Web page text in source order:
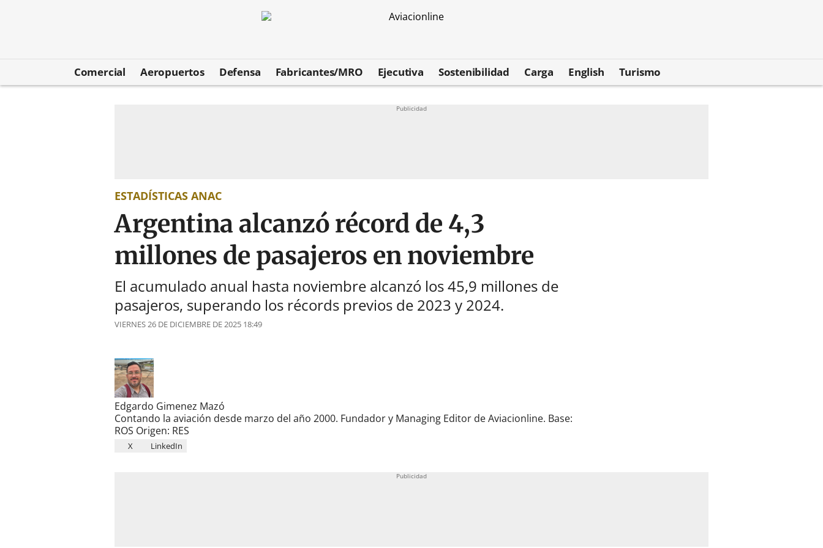
Comercial Aeropuertos Defensa Fabricantes/MRO Ejecutiva Sostenibilidad Carga English Turismo
ESTADÍSTICAS ANAC
Argentina alcanzó récord de 4,3
millones de pasajeros en noviembre
El acumulado anual hasta noviembre alcanzó los 45,9 millones de
pasajeros, superando los récords previos de 2023 y 2024.
VIERNES 26 DE DICIEMBRE DE 2025 18:49
Edgardo Gimenez Mazó
Contando la aviación desde marzo del año 2000. Fundador y Managing Editor de Aviacionline. Base:
ROS Origen: RES
X LinkedIn